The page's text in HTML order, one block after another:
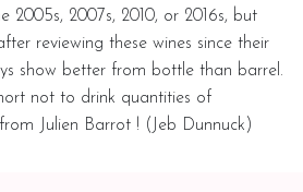
2005s, 2007s, 2010, or 2016s, but
reviewing these wines since their
show better from bottle than barrel.
not to drink quantities of
Julien Barrot ! (Jeb Dunnuck)